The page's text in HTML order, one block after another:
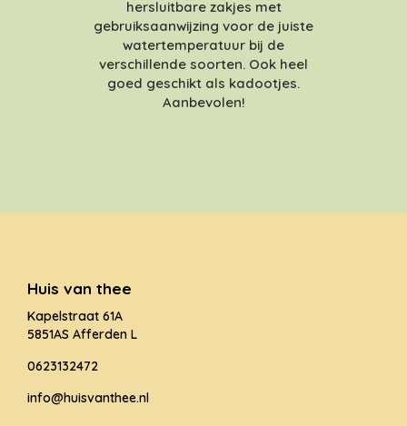
hersluitbare zakjes met
gebruiksaanwijzing voor de juiste
watertemperatuur bij de
verschillende soorten. Ook heel
goed geschikt als kadootjes.
Aanbevolen!
Huis van thee
Kapelstraat 61A
5851AS Afferden L
0623132472
info@huisvanthee.nl